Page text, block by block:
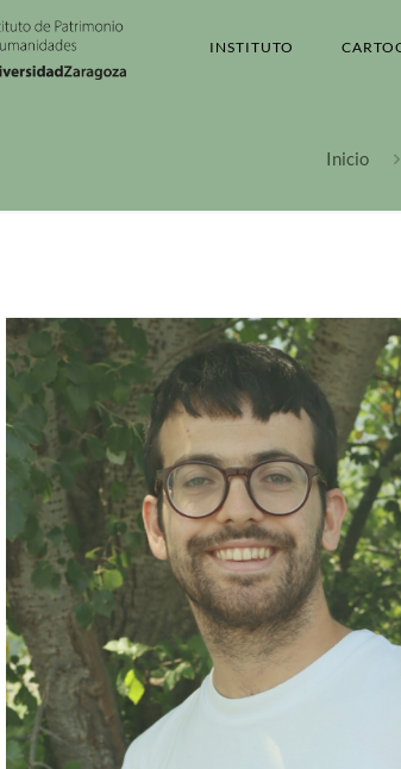
INSTITUTO
Inicio